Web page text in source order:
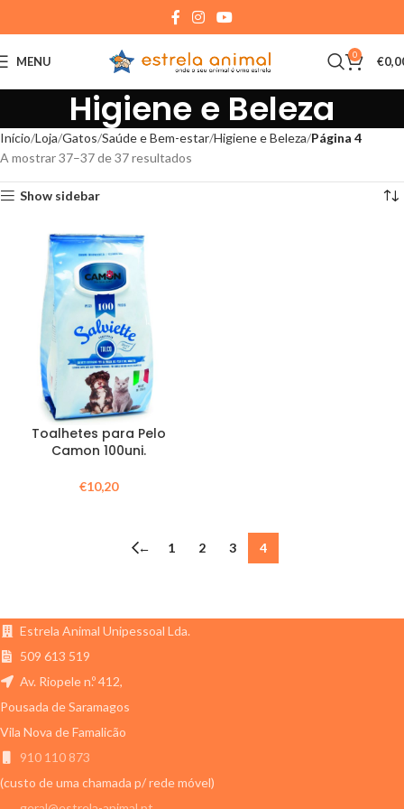
MENU 0 €
Higiene e Beleza
Início Loja Gatos Saúde e Bem-estar Higiene e Beleza Página 4
A mostrar 37–37 de 37 resultados
Show sidebar
Toalhetes para Pelo
Camon 100uni.
€10,20
← 1 2 3 4
Estrela Animal Unipessoal Lda.
509 613 519
Av. Riopele n.º 412,
Pousada de Saramagos
Vila Nova de Famalicão
910 110 873
(custo de uma chamada p/ rede móvel)